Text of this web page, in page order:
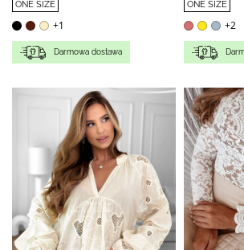
ONE SIZE
+1
Darmowa dostawa
ONE SIZE
+2